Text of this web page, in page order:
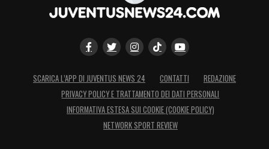
SCARICA L’APP DI JUVENTUS NEWS 24 CONTATTI
REDAZIONE
PRIVACY POLICY E TRATTAMENTO DEI DATI PERSONALI
INFORMATIVA ESTESA SUI COOKIE (COOKIE POLICY)
NETWORK SPORT REVIEW